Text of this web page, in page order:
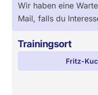
Wir haben eine
Mail, falls du
Trainingsort
Fritz-